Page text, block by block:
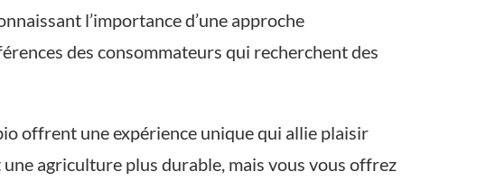
l’importance d’une approche
des consommateurs qui recherchent des
offrent une expérience unique qui allie plaisir
agriculture plus durable, mais vous vous offrez